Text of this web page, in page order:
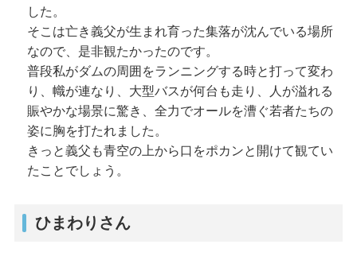
した。
そこは亡き義父が生まれ育った集落が沈んでいる場所
なので、是非観たかったのです。
普段私がダムの周囲をランニングする時と打って変わ
り、幟が連なり、大型バスが何台も走り、人が溢れる
賑やかな場景に驚き、全力でオールを漕ぐ若者たちの
姿に胸を打たれました。
きっと義父も青空の上から口をポカンと開けて観てい
たことでしょう。
ひまわりさん